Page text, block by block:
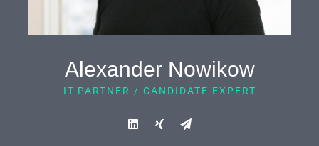
Alexander Nowikow
IT-PARTNER / CANDIDATE EXPERT